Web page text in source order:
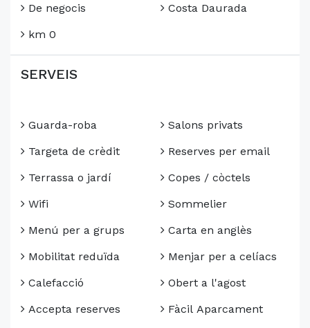
De negocis
km 0
Costa Daurada
SERVEIS
Guarda-roba
Targeta de crèdit
Terrassa o jardí
Wifi
Menú per a grups
Mobilitat reduïda
Calefacció
Accepta reserves
Salons privats
Reserves per email
Copes / còctels
Sommelier
Carta en anglès
Menjar per a celíacs
Obert a l'agost
Fàcil Aparcament